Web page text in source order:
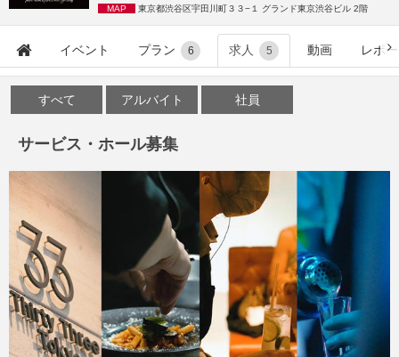
MAP 東京都渋谷区宇田川町３３−１ グランド東京渋谷ビル 2階
イベント プラン 6 求人 5 動画 レポ
すべて アルバイト 社員
サービス・ホール募集